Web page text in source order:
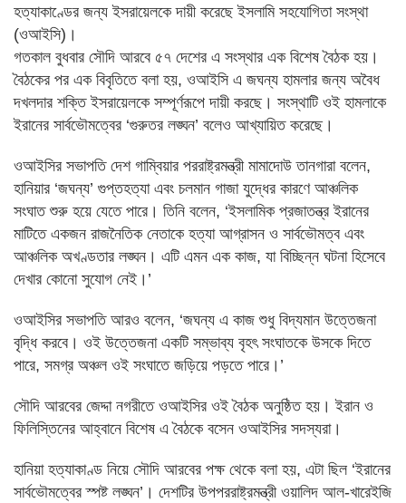
হত্যাকাণ্ডের জন্য ইসরায়েলকে দায়ী করেছে ইসলামি সহযোগিতা সংস্থা
(ওআইসি)।
গতকাল বুধবার সৌদি আরবে ৫৭ দেশের এ সংস্থার এক বিশেষ বৈঠক হয়।
বৈঠকের পর এক বিবৃতিতে বলা হয়, ওআইসি এ জঘন্য হামলার জন্য অবৈধ
দখলদার শক্তি ইসরায়েলকে সম্পূর্ণরূপে দায়ী করছে। সংস্থাটি ওই হামলাকে
ইরানের সার্বভৌমত্বের ‘গুরুতর লঙ্ঘন’ বলেও আখ্যায়িত করেছে।
ওআইসির সভাপতি দেশ গাম্বিয়ার পররাষ্ট্রমন্ত্রী মামাদোউ তানগারা বলেন,
হানিয়ার ‘জঘন্য’ গুপ্তহত্যা এবং চলমান গাজা যুদ্ধের কারণে আঞ্চলিক
সংঘাত শুরু হয়ে যেতে পারে। তিনি বলেন, ‘ইসলামিক প্রজাতন্ত্র ইরানের
মাটিতে একজন রাজনৈতিক নেতাকে হত্যা আগ্রাসন ও সার্বভৌমত্ব এবং
আঞ্চলিক অখণ্ডতার লঙ্ঘন। এটি এমন এক কাজ, যা বিচ্ছিন্ন ঘটনা হিসেবে
দেখার কোনো সুযোগ নেই।’
ওআইসির সভাপতি আরও বলেন, ‘জঘন্য এ কাজ শুধু বিদ্যমান উত্তেজনা
বৃদ্ধি করবে। ওই উত্তেজনা একটি সম্ভাব্য বৃহৎ সংঘাতকে উসকে দিতে
পারে, সমগ্র অঞ্চল ওই সংঘাতে জড়িয়ে পড়তে পারে।’
সৌদি আরবের জেদ্দা নগরীতে ওআইসির ওই বৈঠক অনুষ্ঠিত হয়। ইরান ও
ফিলিস্তিনের আহ্বানে বিশেষ এ বৈঠকে বসেন ওআইসির সদস্যরা।
হানিয়া হত্যাকাণ্ড নিয়ে সৌদি আরবের পক্ষ থেকে বলা হয়, এটা ছিল ‘ইরানের
সার্বভৌমত্বের স্পষ্ট লঙ্ঘন’। দেশটির উপপররাষ্ট্রমন্ত্রী ওয়ালিদ আল-খারেইজি